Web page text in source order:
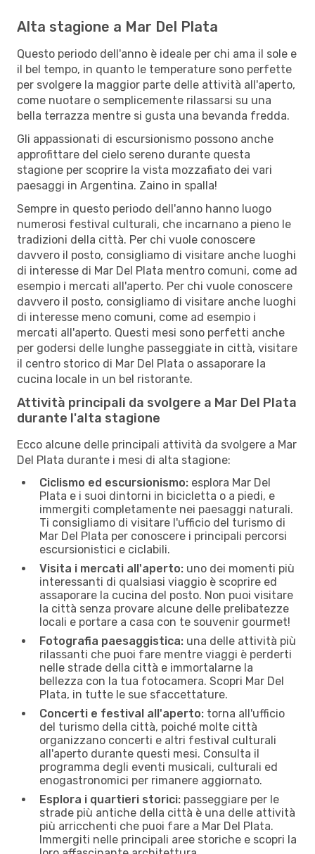
Alta stagione a Mar Del Plata
Questo periodo dell'anno è ideale per chi ama il sole e
il bel tempo, in quanto le temperature sono perfette
per svolgere la maggior parte delle attività all'aperto,
come nuotare o semplicemente rilassarsi su una
bella terrazza mentre si gusta una bevanda fredda.
Gli appassionati di escursionismo possono anche
approfittare del cielo sereno durante questa
stagione per scoprire la vista mozzafiato dei vari
paesaggi in Argentina. Zaino in spalla!
Sempre in questo periodo dell'anno hanno luogo
numerosi festival culturali, che incarnano a pieno le
tradizioni della città. Per chi vuole conoscere
davvero il posto, consigliamo di visitare anche luoghi
di interesse di Mar Del Plata mentro comuni, come ad
esempio i mercati all'aperto. Per chi vuole conoscere
davvero il posto, consigliamo di visitare anche luoghi
di interesse meno comuni, come ad esempio i
mercati all'aperto. Questi mesi sono perfetti anche
per godersi delle lunghe passeggiate in città, visitare
il centro storico di Mar Del Plata o assaporare la
cucina locale in un bel ristorante.
Attività principali da svolgere a Mar Del Plata
durante l'alta stagione
Ecco alcune delle principali attività da svolgere a Mar
Del Plata durante i mesi di alta stagione:
Ciclismo ed escursionismo: esplora Mar Del
Plata e i suoi dintorni in bicicletta o a piedi, e
immergiti completamente nei paesaggi naturali.
Ti consigliamo di visitare l'ufficio del turismo di
Mar Del Plata per conoscere i principali percorsi
escursionistici e ciclabili.
Visita i mercati all'aperto: uno dei momenti più
interessanti di qualsiasi viaggio è scoprire ed
assaporare la cucina del posto. Non puoi visitare
la città senza provare alcune delle prelibatezze
locali e portare a casa con te souvenir gourmet!
Fotografia paesaggistica: una delle attività più
rilassanti che puoi fare mentre viaggi è perderti
nelle strade della città e immortalarne la
bellezza con la tua fotocamera. Scopri Mar Del
Plata, in tutte le sue sfaccettature.
Concerti e festival all'aperto: torna all'ufficio
del turismo della città, poiché molte città
organizzano concerti e altri festival culturali
all'aperto durante questi mesi. Consulta il
programma degli eventi musicali, culturali ed
enogastronomici per rimanere aggiornato.
Esplora i quartieri storici: passeggiare per le
strade più antiche della città è una delle attività
più arricchenti che puoi fare a Mar Del Plata.
Immergiti nelle principali aree storiche e scopri la